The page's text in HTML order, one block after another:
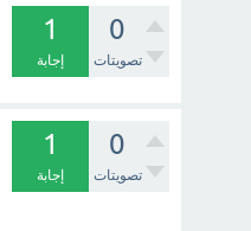
0
تصويتات
1
إجابة
0
تصويتات
1
إجابة